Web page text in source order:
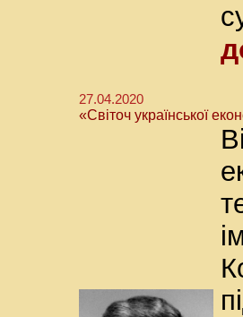
27.04.2020
«Світоч української